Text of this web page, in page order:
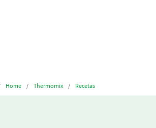
Home Thermomix Recetas